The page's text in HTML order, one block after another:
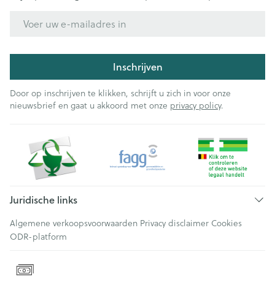
Inschrijven
Door op inschrijven te klikken, schrijft u zich in voor onze
nieuwsbrief en gaat u akkoord met onze privacy policy.
Juridische links
Algemene verkoopsvoorwaarden Privacy disclaimer Cookies
ODR-platform